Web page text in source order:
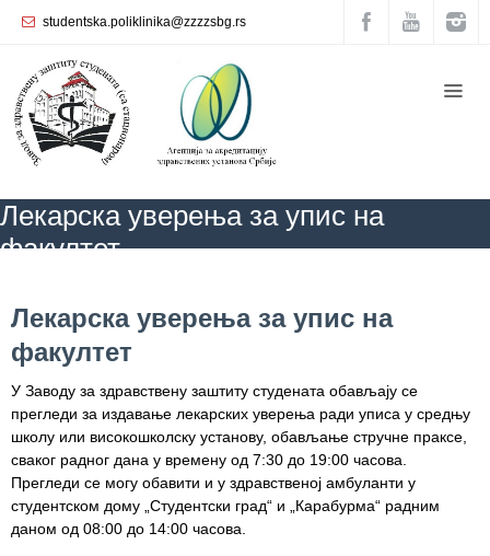
studentska.poliklinika@zzzzsbg.rs
Лекарска уверења за упис на
факултет
Лекарска уверења за упис на
факултет
У Заводу за здравствену заштиту студената обављају се
прегледи за издавање лекарских уверења ради уписа у средњу
школу или високошколску установу, обављање стручне праксе,
сваког радног дана у времену од 7:30 до 19:00 часова.
Прегледи се могу обавити и у здравственој амбуланти у
студентском дому „Студентски град“ и „Карабурма“ радним
даном од 08:00 до 14:00 часова.
Почетна
O
нама
организација
Служба
опште
медицине
Служба за
здравствену
заштиту
жена
Служба